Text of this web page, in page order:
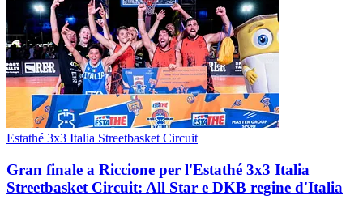
Estathé 3x3 Italia Streetbasket Circuit
Gran finale a Riccione per l'Estathé 3x3 Italia
Streetbasket Circuit: All Star e DKB regine d'Italia